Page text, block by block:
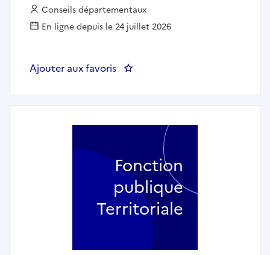
Employeur :
Conseils départementaux
En ligne depuis le 24 juillet 2026
Ajouter aux favoris : Assistant social polyvalent H/F
Fonction
publique
Territoriale